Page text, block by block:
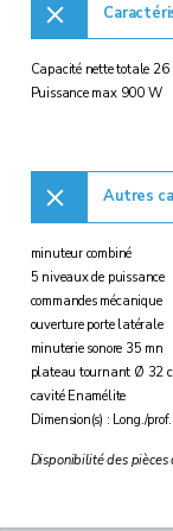
Capacité nette totale 26
Puissance max 900 W
Autres
minuteur combiné
5 niveaux de puissance
commandes mécanique
ouverture porte latérale
minuterie sonore 35 mn
plateau tournant Ø 32
cavité Enamélite
Dimension(s) : Long./
Disponibilité des pièces